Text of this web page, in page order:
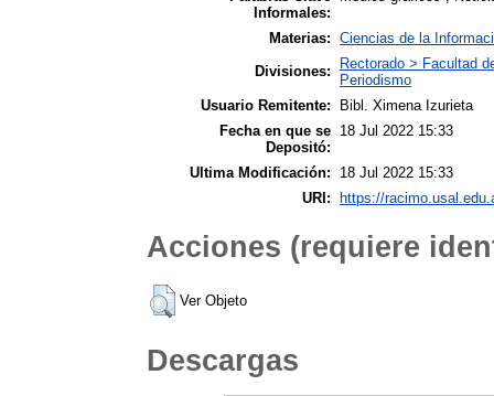
Informales:
Materias: Ciencias de la
Divisiones:
Rectorado > Facultad
Periodismo
Usuario Remitente:
Bibl. Ximena Izurieta
Fecha en que se
Depositó:
18 Jul 2022 15:33
Ultima Modificación:
18 Jul 2022 15:33
URI:
https://
Acciones (requiere
Ver Objeto
Descargas